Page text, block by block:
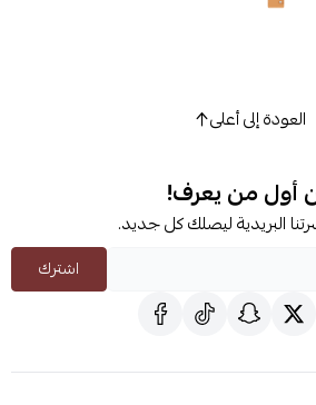
العودة إلى أعلى
أول من يعرف!
البريدية ليصلك كل جديد.
اشترك